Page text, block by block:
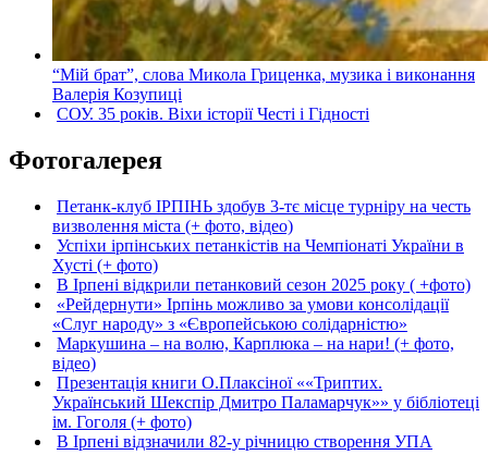
“Мій брат”, слова Микола Гриценка, музика і виконання
Валерія Козупиці
СОУ. 35 років. Віхи історії Честі і Гідності
Фотогалерея
Петанк-клуб ІРПІНЬ здобув 3-тє місце турніру на честь
визволення міста (+ фото, відео)
Успіхи ірпінських петанкістів на Чемпіонаті України в
Хусті (+ фото)
В Ірпені відкрили петанковий сезон 2025 року ( +фото)
«Рейдернути» Ірпінь можливо за умови консолідації
«Слуг народу» з «Європейською солідарністю»
Маркушина – на волю, Карплюка – на нари! (+ фото,
відео)
Презентація книги О.Плаксіної ««Триптих.
Український Шекспір Дмитро Паламарчук»» у бібліотеці
ім. Гоголя (+ фото)
В Ірпені відзначили 82-у річницю створення УПА